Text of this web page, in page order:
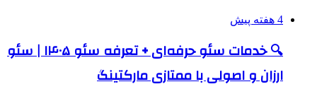
4 هفته پیش
🔍 خدمات سئو حرفه‌ای + تعرفه سئو ۱۴۰۵ | سئو
ارزان و اصولی با ممتازی مارکتینگ